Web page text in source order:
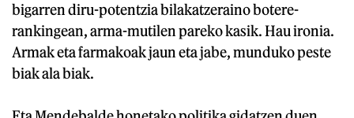
bigarren diru-potentzia bilakatzeraino botere-
rankingean, arma-mutilen pareko kasik. Hau ironia.
Armak eta farmakoak jaun eta jabe, munduko peste
biak ala biak.